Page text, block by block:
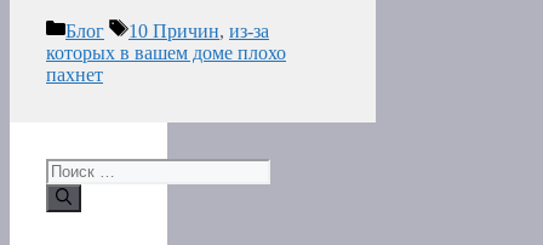
Рубрики
Блог Метки
10 Причин, из-за
которых в вашем доме плохо
пахнет
Поиск: